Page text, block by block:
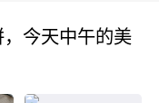
今天中午的美